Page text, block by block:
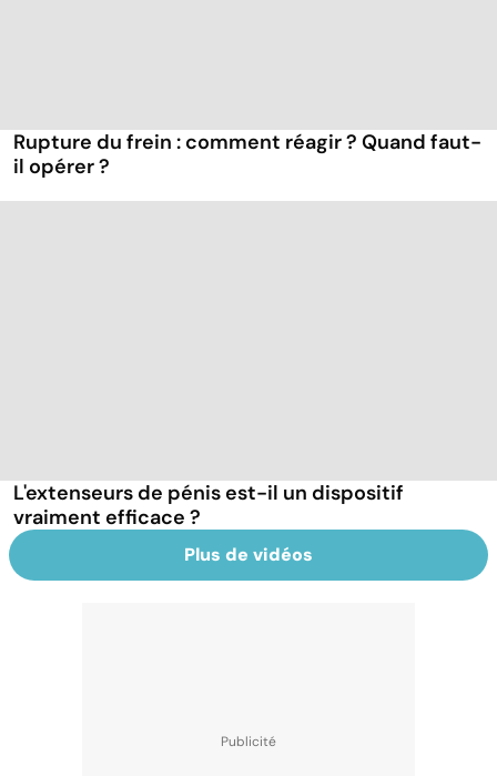
Rupture du frein : comment réagir ? Quand faut-
il opérer ?
L'extenseurs de pénis est-il un dispositif
vraiment efficace ?
Plus de vidéos